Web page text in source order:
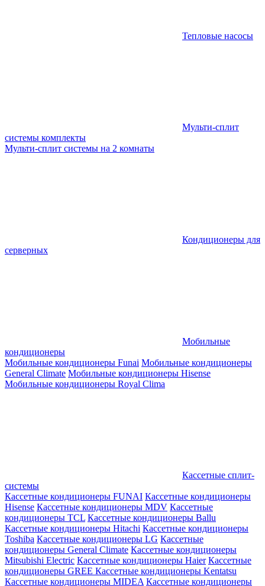
Тепловые насосы
Мульти-сплит
системы комплекты
Мульти-сплит системы на 2 комнаты
Кондиционеры для
серверных
Мобильные
кондиционеры
Мобильные кондиционеры Funai Мобильные кондиционеры
General Climate Мобильные кондиционеры Hisense
Мобильные кондиционеры Royal Clima
Кассетные сплит-
системы
Кассетные кондиционеры FUNAI Кассетные кондиционеры
Hisense Кассетные кондиционеры MDV Кассетные
кондиционеры TCL Кассетные кондиционеры Ballu
Кассетные кондиционеры Hitachi Кассетные кондиционеры
Toshiba Кассетные кондиционеры LG Кассетные
кондиционеры General Climate Кассетные кондиционеры
Mitsubishi Electric Кассетные кондиционеры Haier Кассетные
кондиционеры GREE Кассетные кондиционеры Kentatsu
Кассетные кондиционеры MIDEA Кассетные кондиционеры